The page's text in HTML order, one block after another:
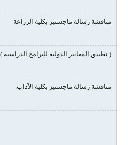
مناقشة رسالة ماجستير بكلية الزراعة
( تطبيق المعايير الدولية للبرامج الدراسية )
مناقشة رسالة ماجستير بكلية الآداب.